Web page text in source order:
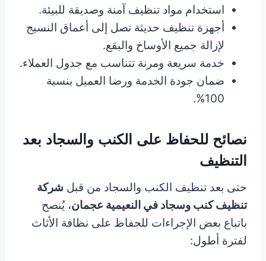
استخدام مواد تنظيف آمنة وصديقة للبيئة.
أجهزة تنظيف حديثة تصل إلى أعماق النسيج
لإزالة جميع الأوساخ والبقع.
خدمة سريعة ومرنة تتناسب مع جدول العملاء.
ضمان جودة الخدمة ورضا العميل بنسبة
100%.
نصائح للحفاظ على الكنب والسجاد بعد
التنظيف
حتى بعد تنظيف الكنب والسجاد من قبل شركة
تنظيف كنب وسجاد في النعيمية عجمان، يُنصح
باتباع بعض الإجراءات للحفاظ على نظافة الأثاث
لفترة أطول: